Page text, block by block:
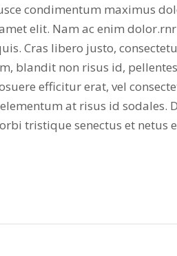
condimentum maximus
elit. Nam ac enim
Cras libero justo,
blandit non risus id,
efficitur erat, vel
at risus id sodales.
tristique senectus et netus